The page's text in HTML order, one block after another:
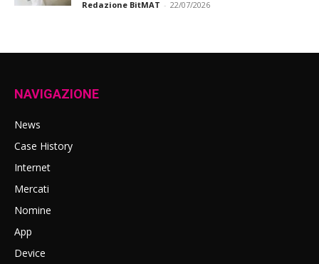
Redazione BitMAT - 22/07/2026
NAVIGAZIONE
News
Case History
Internet
Mercati
Nomine
App
Device